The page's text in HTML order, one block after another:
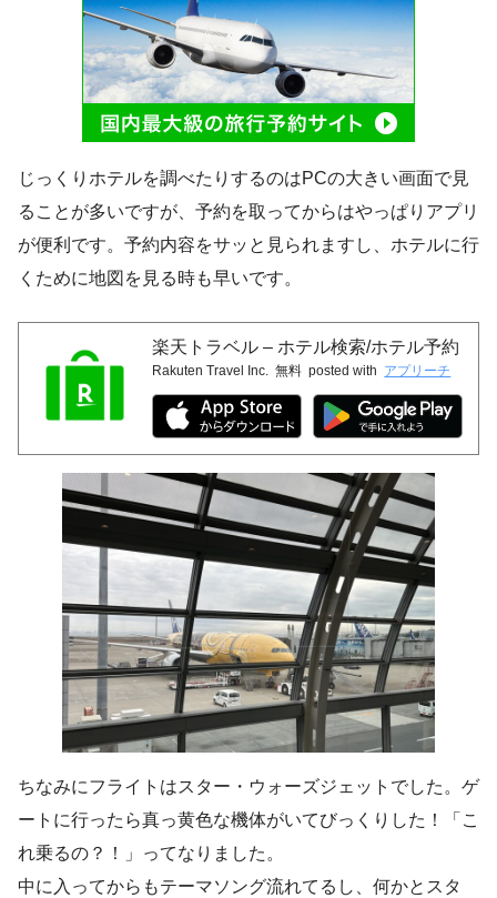
じっくりホテルを調べたりするのはPCの大きい画面で見
ることが多いですが、予約を取ってからはやっぱりアプリ
が便利です。予約内容をサッと見られますし、ホテルに行
くために地図を見る時も早いです。
楽天トラベル – ホテル検索/ホテル予約
Rakuten Travel Inc. 無料 posted with アプリーチ
ちなみにフライトはスター・ウォーズジェットでした。ゲ
ートに行ったら真っ黄色な機体がいてびっくりした！「こ
れ乗るの？！」ってなりました。
中に入ってからもテーマソング流れてるし、何かとスタ